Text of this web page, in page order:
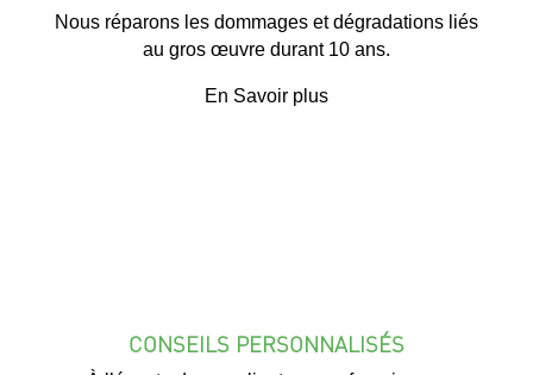
Nous réparons les dommages et dégradations liés
au gros œuvre durant 10 ans.
En Savoir plus
CONSEILS PERSONNALISÉS